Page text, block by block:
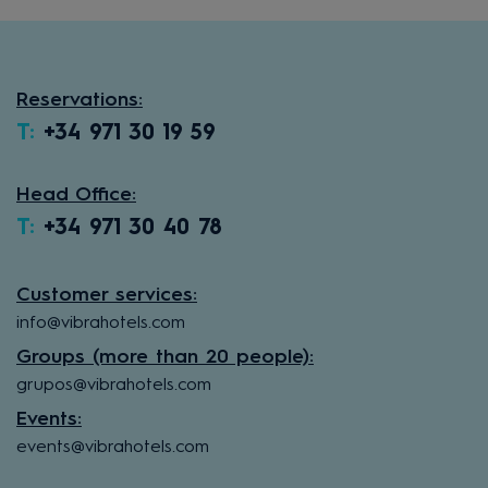
Reservations:
T: +34 971 30 19 59
Head Office:
T: +34 971 30 40 78
Customer services:
info@vibrahotels.com
Groups (more than 20 people):
grupos@vibrahotels.com
Events:
events@vibrahotels.com